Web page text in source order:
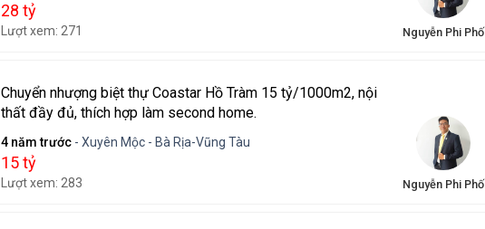
28 tỷ
Lượt xem: 271 Nguyễn Phi Phố
Chuyển nhượng biệt thự Coastar Hồ Tràm 15 tỷ/1000m2, nội
thất đầy đủ, thích hợp làm second home.
4 năm trước - Xuyên Mộc - Bà Rịa-Vũng Tàu
15 tỷ
Lượt xem: 283 Nguyễn Phi Phố